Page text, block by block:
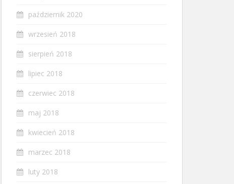
październik 2020
wrzesień 2018
sierpień 2018
lipiec 2018
czerwiec 2018
maj 2018
kwiecień 2018
marzec 2018
luty 2018